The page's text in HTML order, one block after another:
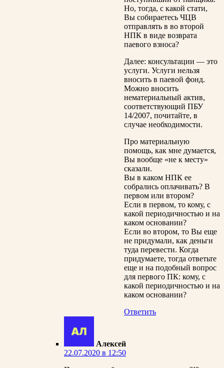
Но, тогда, с какой стати,
Вы собираетесь ЧЦВ
отправлять в во второй
НПК в виде возврата
паевого взноса?
Далее: консультации — это
услуги. Услуги нельзя
вносить в паевой фонд.
Можно вносить
нематериальный актив,
соответствующий ПБУ
14/2007, почитайте, в
случае необходимости.
Про материальную
помощь, как мне думается,
Вы вообще «не к месту»
сказали.
Вы в каком НПК ее
собрались оплачивать? В
первом или втором?
Если в первом, то кому, с
какой периодичностью и на
каком основании?
Если во втором, то Вы еще
не придумали, как деньги
туда перевести. Когда
придумаете, тогда ответьте
еще и на подобный вопрос
для первого ПК: кому, с
какой периодичностью и на
каком основании?
Ответить
Алексей
22.07.2020 в 12:50